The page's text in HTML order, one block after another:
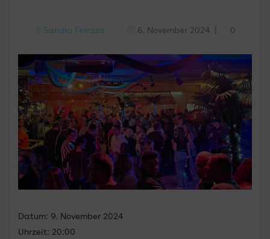
Sandro Ferrara 6. November 2024| 0
Datum: 9. November 2024
Uhrzeit: 20:00